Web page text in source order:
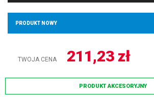
PRODUKT NOWY
TWOJA CENA 211,23 zł
PRODUKT AKCESORYJNY